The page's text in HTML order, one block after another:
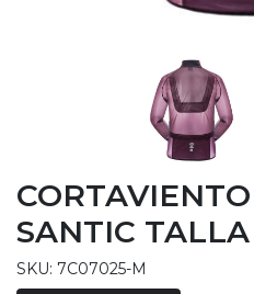
SANTIC
SKU: 7C07025-M